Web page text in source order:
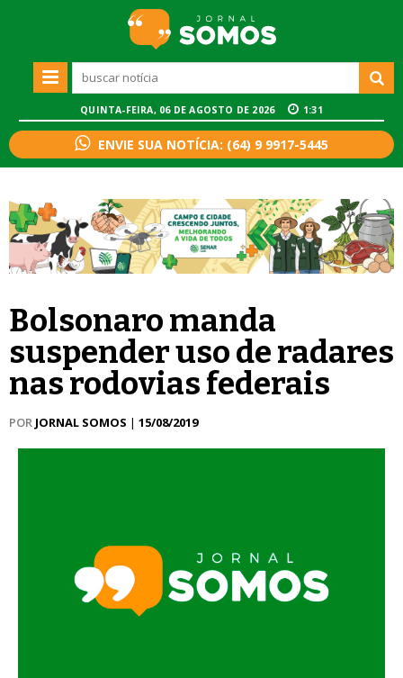
QUINTA-FEIRA, 06 DE AGOSTO DE 2026 1:31
ENVIE SUA NOTÍCIA: (64) 9 9917-5445
Bolsonaro manda
suspender uso de radares
nas rodovias federais
POR JORNAL SOMOS | 15/08/2019